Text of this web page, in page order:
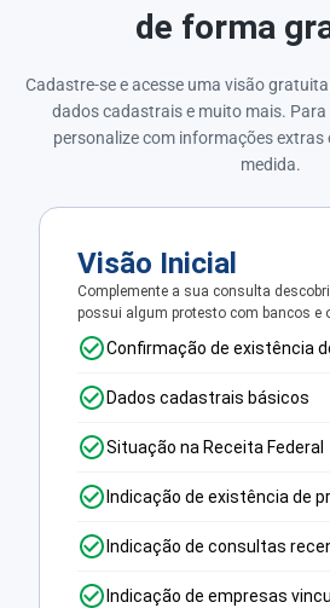
de forma
Cadastre-se e acesse uma visão
dados cadastrais e muito mais.
personalize com informações
medida.
Visão Inicial
Complemente a sua consulta
possui algum protesto com bancos e
Confirmação de existência
Dados cadastrais básicos
Situação na Receita Federal
Indicação de existência de
Indicação de consultas
Indicação de empresas